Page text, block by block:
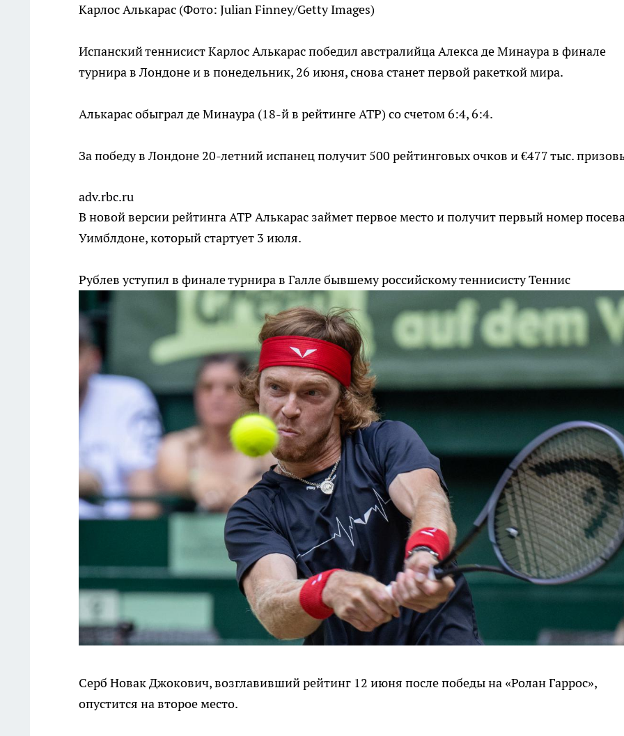
Карлос Алькарас (Фото: Julian Finney/Getty Images)
Испанский теннисист Карлос Алькарас победил австралийца Алекса де Минаура в финале
турнира в Лондоне и в понедельник, 26 июня, снова станет первой ракеткой мира.
Алькарас обыграл де Минаура (18-й в рейтинге ATP) со счетом 6:4, 6:4.
За победу в Лондоне 20-летний испанец получит 500 рейтинговых очков и €477 тыс.
adv.rbc.ru
В новой версии рейтинга ATP Алькарас займет первое место и получит первый номер
Уимблдоне, который стартует 3 июля.
Рублев уступил в финале турнира в Галле бывшему российскому теннисистуТеннис
Серб Новак Джокович, возглавивший рейтинг 12 июня после победы на «Ролан Гаррос»,
опустится на второе место.